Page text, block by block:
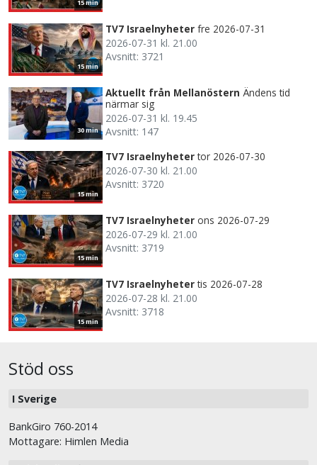
15 min
15 min
TV7 Israelnyheter fre 2026-07-31
2026-07-31 kl. 21.00
Avsnitt: 3721
30 min
Aktuellt från Mellanöstern Ändens tid
närmar sig
2026-07-31 kl. 19.45
Avsnitt: 147
15 min
TV7 Israelnyheter tor 2026-07-30
2026-07-30 kl. 21.00
Avsnitt: 3720
15 min
TV7 Israelnyheter ons 2026-07-29
2026-07-29 kl. 21.00
Avsnitt: 3719
15 min
TV7 Israelnyheter tis 2026-07-28
2026-07-28 kl. 21.00
Avsnitt: 3718
Stöd oss
I Sverige
BankGiro 760-2014
Mottagare: Himlen Media